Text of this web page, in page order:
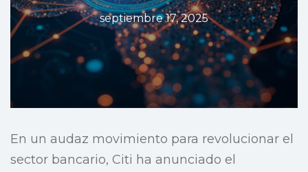
septiembre 17, 2025
En un audaz movimiento para revolucionar el
sector bancario, Citi ha anunciado el